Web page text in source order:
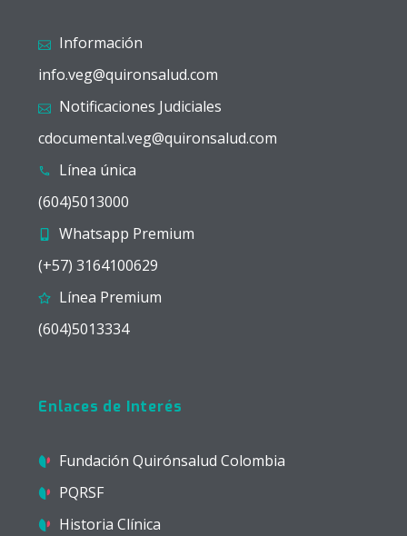
Información
info.veg@quironsalud.com
Notificaciones Judiciales
cdocumental.veg@quironsalud.com
Línea única
(604)5013000
Whatsapp Premium
(+57) 3164100629
Línea Premium
(604)5013334
Enlaces de Interés
Fundación Quirónsalud Colombia
PQRSF
Historia Clínica